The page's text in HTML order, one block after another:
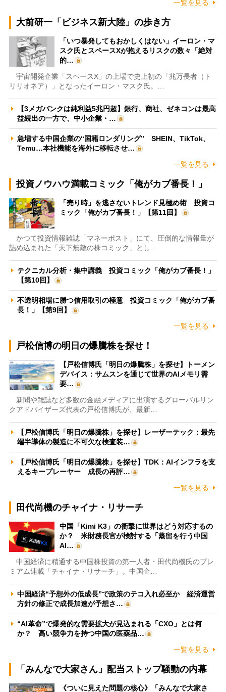
一覧を見る
大前研一「ビジネス新大陸」の歩き方
「いつ暴発してもおかしくはない」イーロン・マ
スク氏とスペースXが抱えるリスクの数々「絶対
的…
宇宙開発企業「スペースX」の上場で史上初の「兆万長者（ト
リリオネア）」となったイーロン・マスク氏。…
【3メガバンクは純利益5兆円超】銀行、商社、ゼネコンは最高
益続出の一方で、中小企業・…
急増する中国企業の“国籍ロンダリング” SHEIN、TikTok、
Temu…本社機能を海外に移転させ…
一覧を見る
投資ノウハウ満載コミック「俺がカブ番長！」
「売り時」を逃さないトレンド見極め術 投資コ
ミック「俺がカブ番長！」【第11回】
かつて投資情報雑誌「マネーポスト」にて、圧倒的な情報量が
詰め込まれた「天下無敵の株コミック」とし…
テクニカル分析・集中講義 投資コミック「俺がカブ番長！」
【第10回】
不透明相場に勝つ信用取引の極意 投資コミック「俺がカブ番
長！」【第9回】
一覧を見る
戸松信博の明日の爆騰株を探せ！
【戸松信博氏「明日の爆騰株」を探せ】トーメン
デバイス：サムスンを通じて世界のAIメモリ需
要…
新聞や雑誌など多数の金融メディアに出演するグローバルリン
クアドバイザーズ代表の戸松信博氏が、最新…
【戸松信博氏「明日の爆騰株」を探せ】レーザーテック：最先
端半導体の製造に不可欠な検査装…
【戸松信博氏「明日の爆騰株」を探せ】TDK：AIインフラを支
えるキープレーヤー 成長の再評…
一覧を見る
田代尚機のチャイナ・リサーチ
中国「Kimi K3」の衝撃に世界はどう対応するの
か？ 米財務長官が検討する「蒸留を行う中国
AI…
中国経済に精通する中国株投資の第一人者・田代尚機氏のプレ
ミアム連載「チャイナ・リサーチ」。中国企…
中国経済“予想外の低成長”で政策のテコ入れ必至か 経済運営
方針の修正で成長加速が予想さ…
“AI革命”で爆発的な需要拡大が見込まれる「CXO」とは何
か？ 高い競争力を持つ中国の医薬品…
一覧を見る
「みんなで大家さん」配当ストップ騒動の内幕
《ついに見えた問題の核心》「みんなで大家さ